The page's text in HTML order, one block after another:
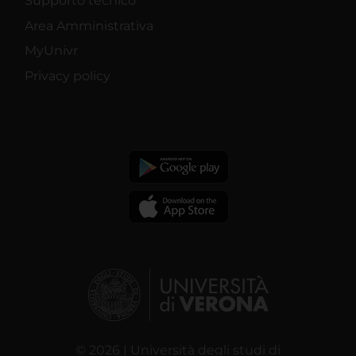
Area Amministrativa
MyUnivr
Privacy policy
© 2026 | Università degli studi di